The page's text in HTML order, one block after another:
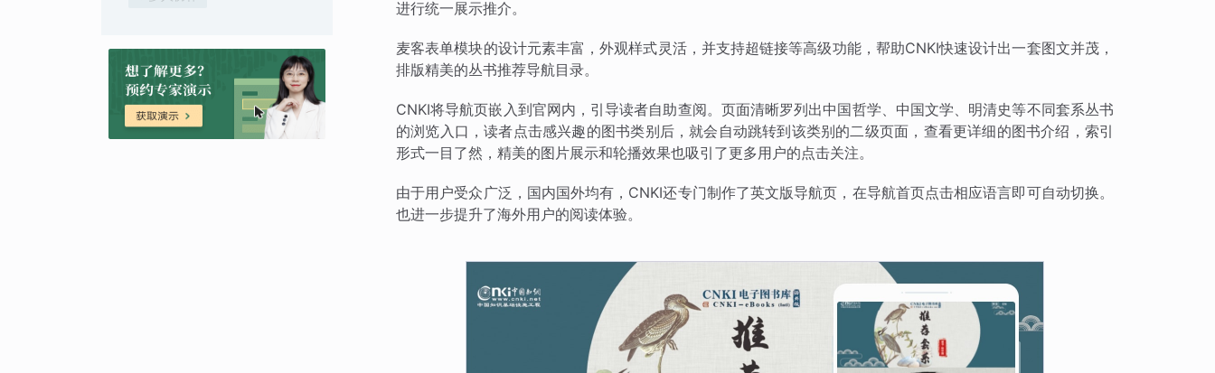
进行统一展示推介。
麦客表单模块的设计元素丰富，外观样式灵活，并支持超链接等高级功能，帮助CNKI快速设计出一套图文并茂，
排版精美的丛书推荐导航目录。
CNKI将导航页嵌入到官网内，引导读者自助查阅。页面清晰罗列出中国哲学、中国文学、明清史等不同套系丛书
的浏览入口，读者点击感兴趣的图书类别后，就会自动跳转到该类别的二级页面，查看更详细的图书介绍，索引
形式一目了然，精美的图片展示和轮播效果也吸引了更多用户的点击关注。
由于用户受众广泛，国内国外均有，CNKI还专门制作了英文版导航页，在导航首页点击相应语言即可自动切换。
也进一步提升了海外用户的阅读体验。